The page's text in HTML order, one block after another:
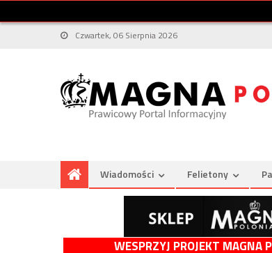
Czwartek, 06 Sierpnia 2026
Wiadomości Felietony
WESPRZYJ PROJEKT MAGNA